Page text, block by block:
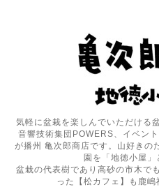
気軽に盆栽を楽しんでいただける
音響技術集団POWERS、イベン
が播州 亀次郎商店です。山好きの
園を「地徳小屋」
盆栽の代表樹であり高砂の市木で
った【松カフェ】も鹿嶋